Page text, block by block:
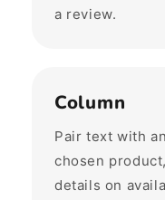
a review.
Column
Pair text with
chosen
details on